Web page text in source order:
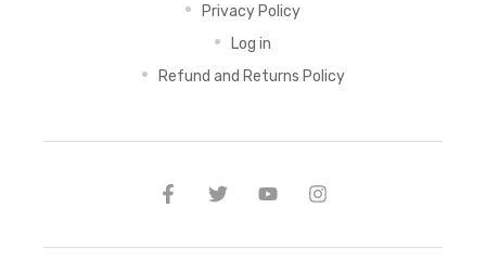
Privacy Policy
Log in
Refund and Returns Policy